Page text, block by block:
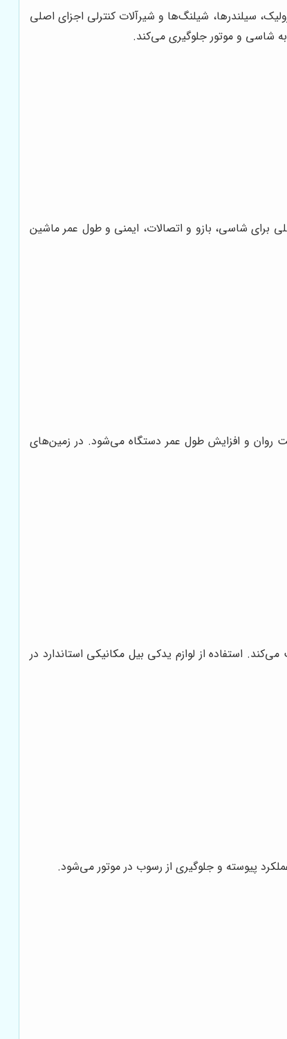
سیلندرها، شیلنگ‌ها و شیرآلات کنترلی اجزای اصلی
شاسی و موتور جلوگیری می‌کند.
برای شاسی، بازو و اتصالات، ایمنی و طول عمر ماشین
روان و افزایش طول عمر دستگاه می‌شود. در زمین‌های
استفاده از لوازم یدکی بیل مکانیکی استاندارد در
پیوسته و جلوگیری از رسوب در موتور می‌شود.